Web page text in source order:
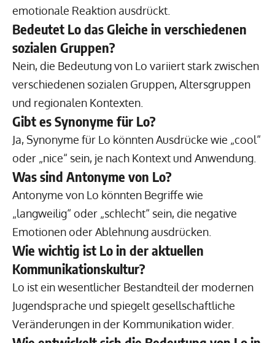
emotionale Reaktion ausdrückt.
Bedeutet Lo das Gleiche in verschiedenen
sozialen Gruppen?
Nein, die Bedeutung von Lo variiert stark zwischen
verschiedenen sozialen Gruppen, Altersgruppen
und regionalen Kontexten.
Gibt es Synonyme für Lo?
Ja, Synonyme für Lo könnten Ausdrücke wie „cool“
oder „nice“ sein, je nach Kontext und Anwendung.
Was sind Antonyme von Lo?
Antonyme von Lo könnten Begriffe wie
„langweilig“ oder „schlecht“ sein, die negative
Emotionen oder Ablehnung ausdrücken.
Wie wichtig ist Lo in der aktuellen
Kommunikationskultur?
Lo ist ein wesentlicher Bestandteil der modernen
Jugendsprache und spiegelt gesellschaftliche
Veränderungen in der Kommunikation wider.